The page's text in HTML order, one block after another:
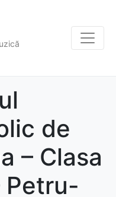
de
– Clasa
Petru-